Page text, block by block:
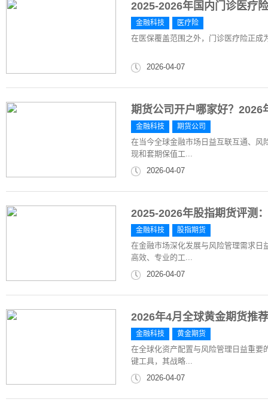
2025-2026年国内门诊医疗
金融科技 医疗险
在医保覆盖范围之外，门诊医疗险正成
2026-04-07
期货公司开户哪家好？2026
金融科技 期货公司
在当今全球金融市场日益互联互通、风
现和套期保值工...
2026-04-07
2025-2026年股指期货评测
金融科技 股指期货
在金融市场深化发展与风险管理需求日
高效、专业的工...
2026-04-07
2026年4月全球黄金期货推
金融科技 黄金期货
在全球化资产配置与风险管理日益重要
键工具，其战略...
2026-04-07